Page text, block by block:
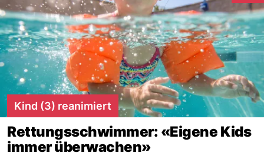
Kind (3) reanimiert
Rettungsschwimmer: «Eigene Kids
immer überwachen»